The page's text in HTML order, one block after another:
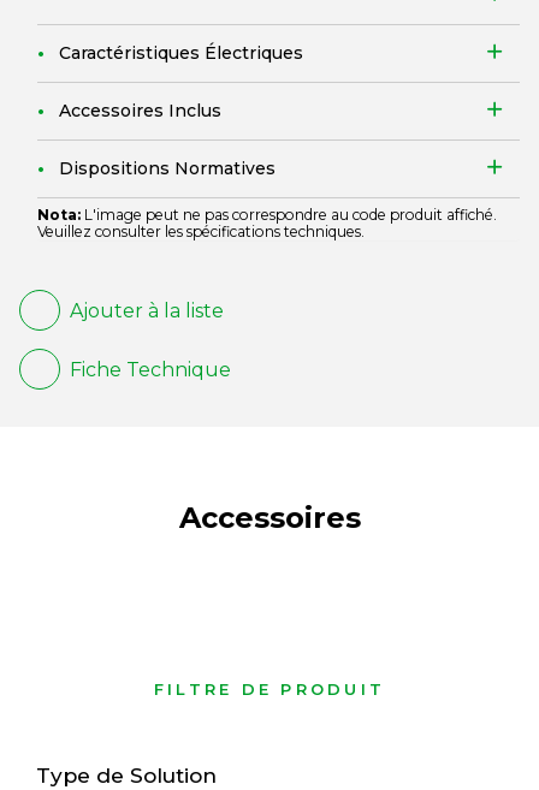
Caractéristiques Électriques
Accessoires Inclus
Dispositions Normatives
Nota: L'image peut ne pas correspondre au code produit affiché.
Veuillez consulter les spécifications techniques.
Ajouter à la liste
Fiche Technique
Accessoires
FILTRE DE PRODUIT
Type de Solution